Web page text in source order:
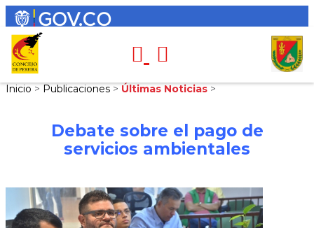
Inicio > Publicaciones > Últimas Noticias >
Debate sobre el pago de
servicios ambientales